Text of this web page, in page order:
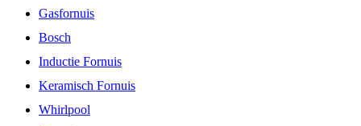
Gasfornuis
Bosch
Inductie Fornuis
Keramisch Fornuis
Whirlpool